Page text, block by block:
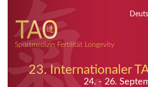
Sportmedizin Fertilität Longevity
23. Internationaler
24. - 26.